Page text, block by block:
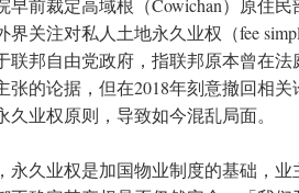
早前裁定高域根（Cowichan）原住
界关注对私人土地永久业权（fee
联邦自由党政府，指联邦原本曾在
张的论据，但在2018年刻意撤回相
久业权原则，导致如今混乱局面。
永久业权是加国物业制度的基础，